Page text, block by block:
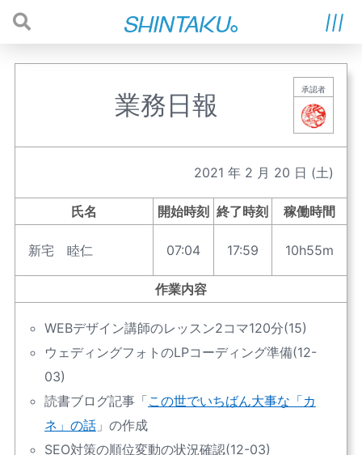
業務日報 承認者
2021 年 2 月 20 日 (土)
氏名 開始時刻 終了時刻 稼働時間
新宅 睦仁 07:04 17:59 10h55m
作業内容
WEBデザイン講師のレッスン2コマ120分(15)
ウェディングフォトのLPコーディング準備(12-
03)
読書ブログ記事「この世でいちばん大事な「カ
ネ」の話」の作成
SEO対策の順位変動の状況確認(12-03)